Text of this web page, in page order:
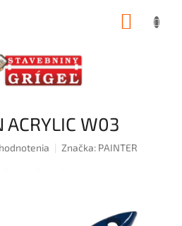
ACRYLIC W03
Značka: PAINTER